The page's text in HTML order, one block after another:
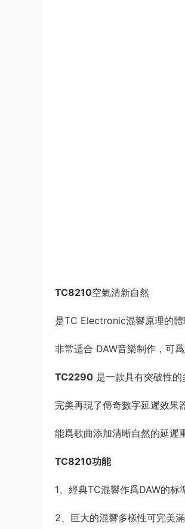
TC8210空氣清新自然
是TC Electronic混響原理的
非常适合 DAW音樂制作，可
TC2290 是一款具有突破性
完美再現了傳奇數字延遲效果
能爲歌曲添加清晰自然的延遲
TC8210功能
1、經典TC混響作爲DAW的标
2、巨大的混響多樣性可完美